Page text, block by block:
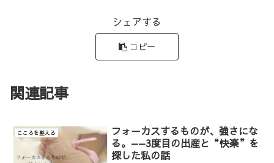
シェアする
コピー
関連記事
こころを整える
フォーカスするものが、強さにな
る。——3度目の出産と“快楽”を
探した私の話